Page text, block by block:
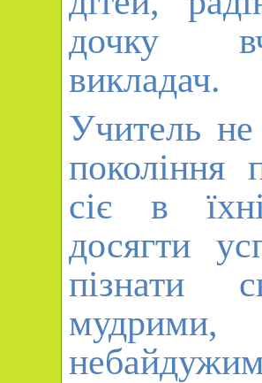
дочку
викладач.
Учитель
покоління
сіє в
досягти
пізнати